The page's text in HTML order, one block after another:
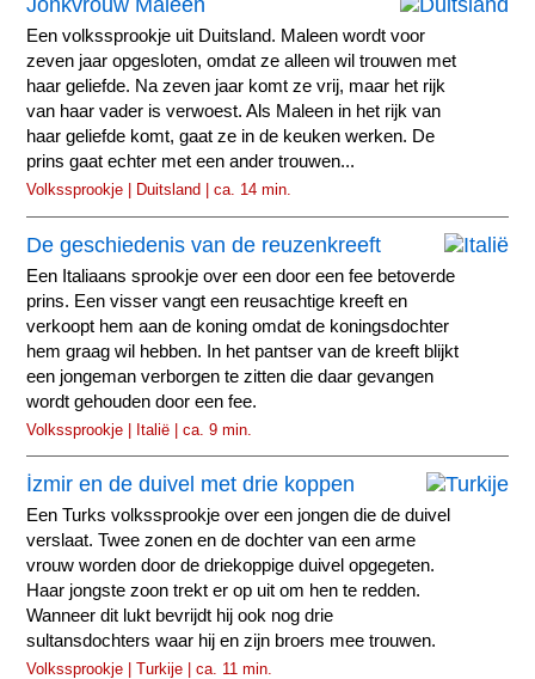
Jonkvrouw Maleen
Een volkssprookje uit Duitsland. Maleen wordt voor
zeven jaar opgesloten, omdat ze alleen wil trouwen met
haar geliefde. Na zeven jaar komt ze vrij, maar het rijk
van haar vader is verwoest. Als Maleen in het rijk van
haar geliefde komt, gaat ze in de keuken werken. De
prins gaat echter met een ander trouwen...
Volkssprookje | Duitsland | ca. 14 min.
De geschiedenis van de reuzenkreeft
Een Italiaans sprookje over een door een fee betoverde
prins. Een visser vangt een reusachtige kreeft en
verkoopt hem aan de koning omdat de koningsdochter
hem graag wil hebben. In het pantser van de kreeft blijkt
een jongeman verborgen te zitten die daar gevangen
wordt gehouden door een fee.
Volkssprookje | Italië | ca. 9 min.
İzmir en de duivel met drie koppen
Een Turks volkssprookje over een jongen die de duivel
verslaat. Twee zonen en de dochter van een arme
vrouw worden door de driekoppige duivel opgegeten.
Haar jongste zoon trekt er op uit om hen te redden.
Wanneer dit lukt bevrijdt hij ook nog drie
sultansdochters waar hij en zijn broers mee trouwen.
Volkssprookje | Turkije | ca. 11 min.